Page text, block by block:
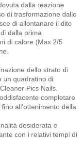
dalla reazione
di trasformazione dallo
di allontanare il dito
dalla prima
di calore (Max 2/5
dello strato di
un quadratino di
Pics Nails.
completare
all'ottenimento della
desiderata e
con i relativi tempi di